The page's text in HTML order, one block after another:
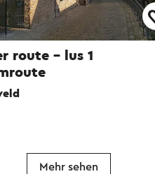
route – lus 1
Mehr sehen